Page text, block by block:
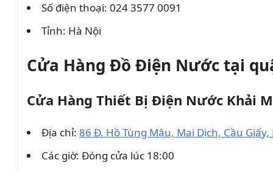
Số điện thoại: 024 3577 0091
Tỉnh: Hà Nội
Cửa Hàng Đồ Điện Nước tại
Cửa Hàng Thiết Bị Điện Nước Khải
Địa chỉ: 86 Đ. Hồ Tùng Mậu, Mai Dịch, Cầu Giấy,
Các giờ: Đóng cửa lúc 18:00